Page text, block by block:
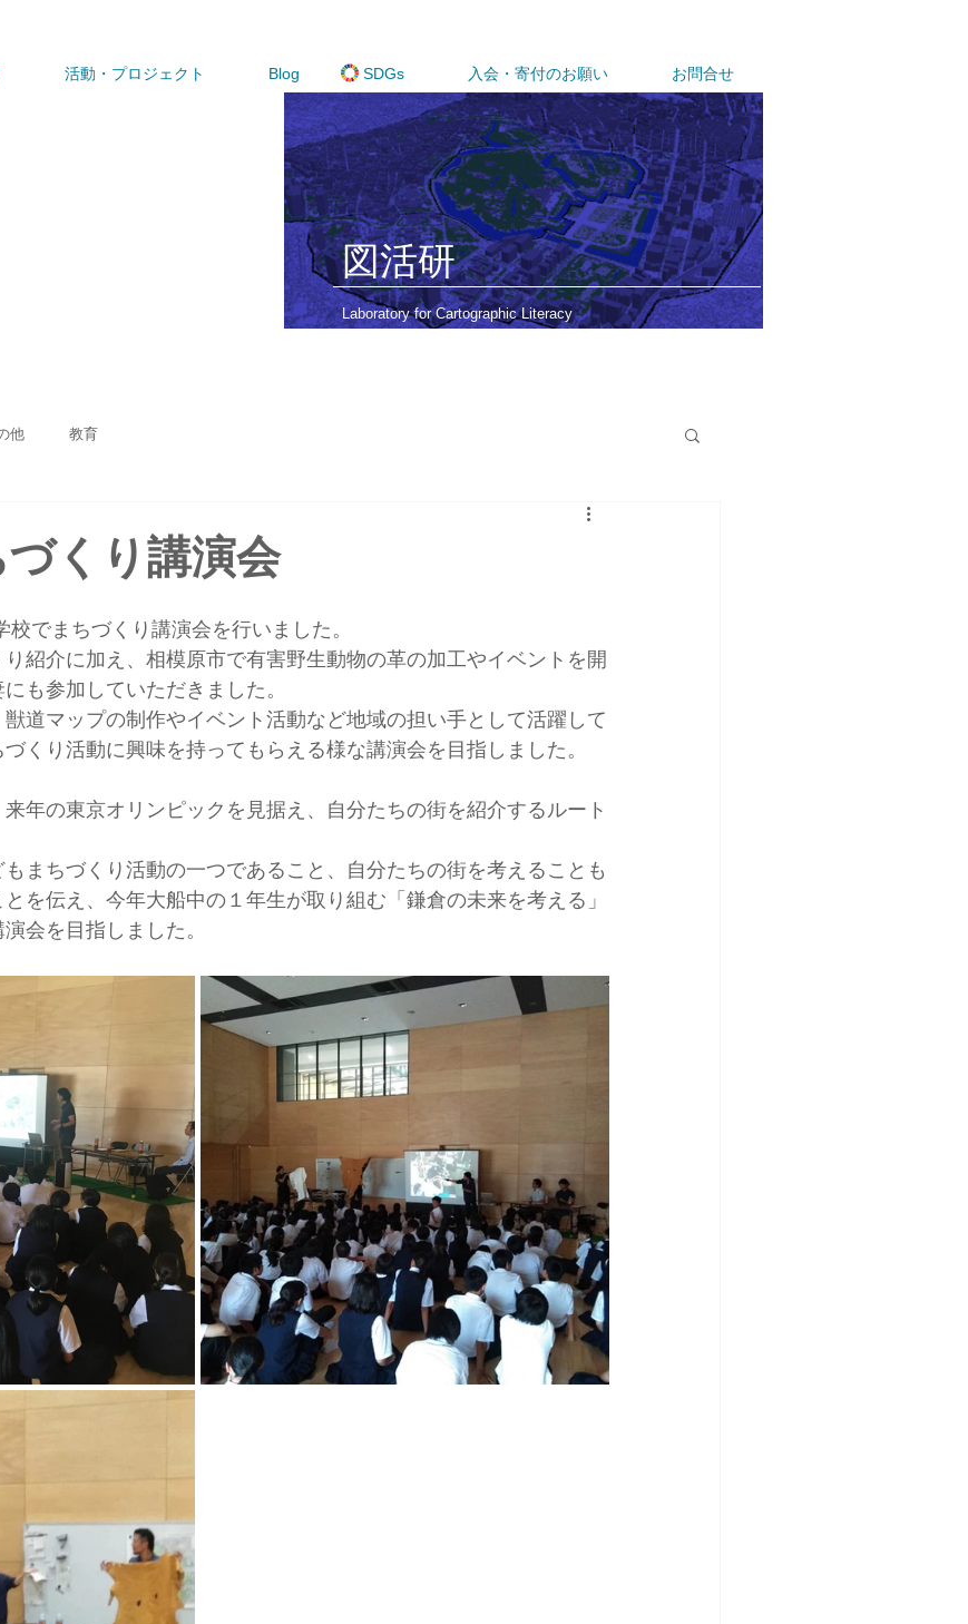
活動・プロジェクト Blog SDGs 入会・寄付のお願い お問合せ
図活研
Laboratory for Cartographic Literacy
他 教育
くり講演会
でまちづくり講演会を行いました。
紹介に加え、相模原市で有害野生動物の革の加工やイベントを開
も参加していただきました。
道マップの制作やイベント活動など地域の担い手として活躍して
くり活動に興味を持ってもらえる様な講演会を目指しました。
年の東京オリンピックを見据え、自分たちの街を紹介するルート
まちづくり活動の一つであること、自分たちの街を考えることも
を伝え、今年大船中の１年生が取り組む「鎌倉の未来を考える」
会を目指しました。